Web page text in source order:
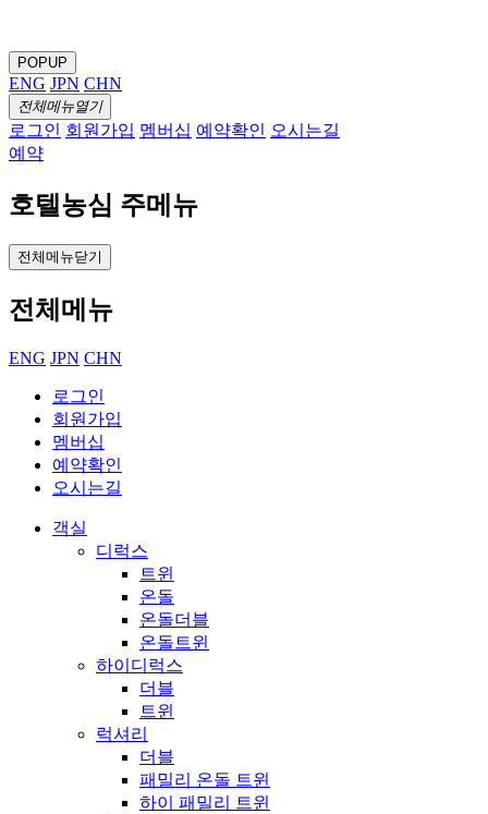
POPUP
ENG JPN CHN
전체메뉴열기
로그인 회원가입 멤버십 예약확인 오시는길
예약
호텔농심 주메뉴
전체메뉴닫기
전체메뉴
ENG JPN CHN
로그인
회원가입
멤버십
예약확인
오시는길
객실
디럭스
트윈
온돌
온돌더블
온돌트윈
하이디럭스
더블
트윈
럭셔리
더블
패밀리 온돌 트윈
하이 패밀리 트윈